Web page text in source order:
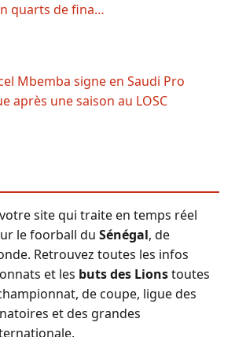
quarts de fina…
Mbemba signe en Saudi Pro
après une saison au LOSC
site qui traite en temps réel
le foorball du Sénégal, de
Retrouvez toutes les infos
et les buts des Lionstoutes
de coupe, ligue des
et des grandes